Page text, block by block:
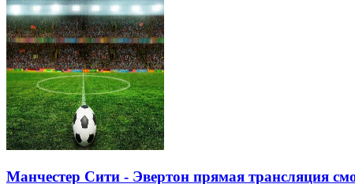
Манчестер Сити - Эвертон прямая трансляция